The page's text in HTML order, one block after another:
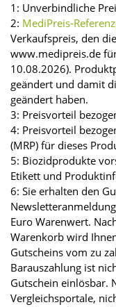
1: Unverbindliche
2: MediPreis-
Verkaufspreis, den
www.medipreis.de
10.08.2026).
geändert und damit
geändert haben.
3: Preisvorteil
4: Preisvorteil
(MRP) für dieses
5: Biozidprodukte
Etikett und
6: Sie erhalten den
Euro Warenwert.
Warenkorb wird
Gutscheins vom zu
Barauszahlung ist
Gutschein einlösbar.
Vergleichsportale,